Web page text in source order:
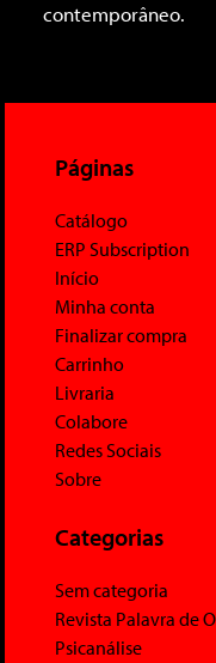
contemporâneo.
Páginas
Catálogo
ERP Subscription
Início
Minha conta
Finalizar compra
Carrinho
Livraria
Colabore
Redes Sociais
Sobre
Categorias
Sem categoria
Revista Palavra de
Psicanálise